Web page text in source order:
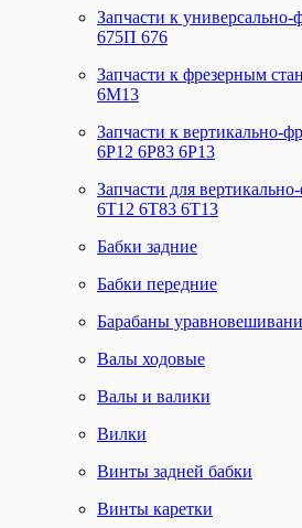
Запчасти к
675П 676
Запчасти к фрезерным
6М13
Запчасти к вертикально-
6Р12 6Р83 6Р13
Запчасти для
6Т12 6Т83 6Т13
Бабки задние
Бабки передние
Барабаны
Валы ходовые
Валы и валики
Вилки
Винты задней бабки
Винты каретки